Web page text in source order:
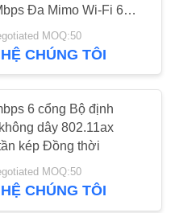
Đa Mimo Wi-Fi 6
MOQ:50
CHÚNG TÔI
6 cổng Bộ định
dây 802.11ax
kép Đồng thời
MOQ:50
CHÚNG TÔI